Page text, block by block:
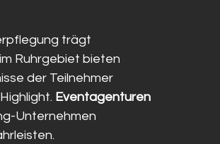
trägt
Ruhrgebiet bieten
der Teilnehmer
Eventagenturen
Unternehmen